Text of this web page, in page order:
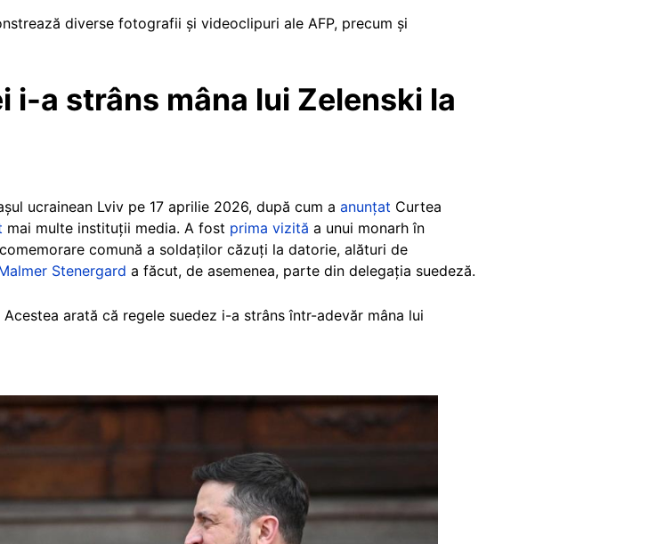
diverse fotografii și videoclipuri ale AFP, precum și
i-a strâns mâna lui Zelenski la
ucrainean Lviv pe 17 aprilie 2026, după cum a anunțat Curtea
mai multe instituții media. A fost prima vizită a unui monarh în
comună a soldaților căzuți la datorie, alături de
Stenergard a făcut, de asemenea, parte din delegația suedeză.
arată că regele suedez i-a strâns într-adevăr mâna lui